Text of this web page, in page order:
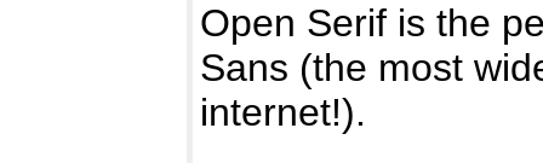
Open Serif is the
Sans (the most
internet!).